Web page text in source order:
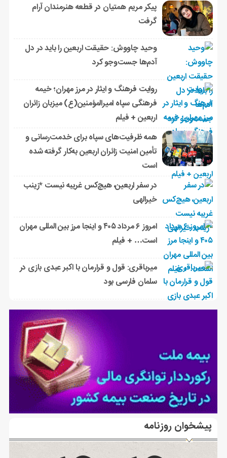
پیکر مریم همتیان در قطعه هنرمندان آرام
گرفت
وحید چاووش: حقیقت اربعین را باید در دل
آدم‌ها جست‌وجو کرد
روایت فرهنگ و ایثار در مرز مهران؛ خیمه
فرهنگی سپاه امیرالمؤمنین(ع) میزبان زائران
اربعین + فیلم
همه ظرفیت‌های سپاه برای خدمت‌رسانی و
تأمین امنیت زائران اربعین به‌کار گرفته شده
است
در سفر اربعین، هیچ‌کس غریبه نیست *زینب
خیرالهی
امروز ۶ مرداد ۴۰۵ و اینجا مرز بین المللی مهران
است… + فیلم
میرباقری: قول و قرارمان با اکبر عبدی بازی در
سلمان فارسی بود
پیشخوان روزنامه